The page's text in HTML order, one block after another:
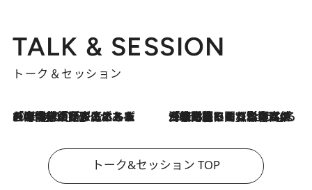
TALK & SESSION
トーク＆セッション
2026.8.3
「今後値上げがあるとすれば…」「リスクがあるのは今年の冬」エネルギー専門家が語る、ホルムズ海峡封鎖が家庭にもたらす“ある心配” 2026.8.3
「住宅建てられない…」「サーチャージ料の高値が続いている」ホルムズ海峡封鎖による影響はいつまで続く？《エネルギー専門家に聞く“どうなる日本の暮らし”》
トーク&セッション TOP